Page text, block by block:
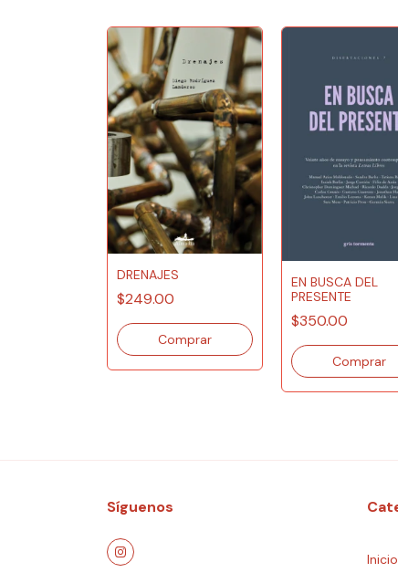
DRENAJES
$249.00
EN BUSCA DEL
PRESENTE
$350.00
Síguenos
Inicio